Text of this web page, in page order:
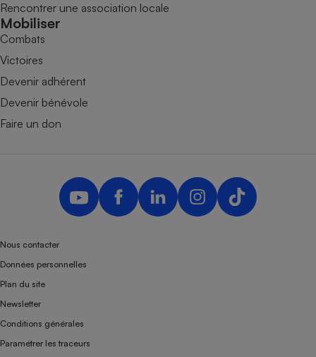
Rencontrer une association locale
Mobiliser
Combats
Victoires
Devenir adhérent
Devenir bénévole
Faire un don
Nous contacter
Données personnelles
Plan du site
Newsletter
Conditions générales
Paramétrer les traceurs